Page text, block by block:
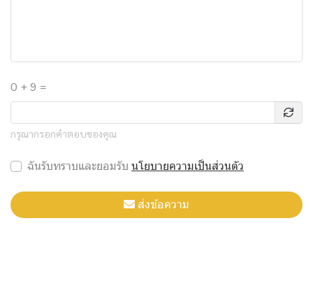
0 + 9 =
กรุณากรอกคำตอบของคุณ
ฉันรับทราบและยอมรับ นโยบายความเป็นส่วนตัว
ส่งข้อความ